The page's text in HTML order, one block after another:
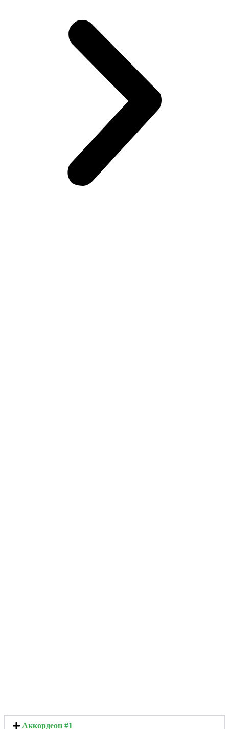
Аккордеон #1